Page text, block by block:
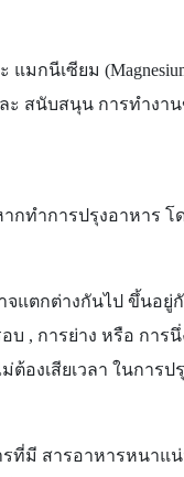
ละ แมกนีเซียม
ะ สนับสนุน การทำงา
ทำการปรุงอาหาร
ตกต่างกันไป ขึ้นอยู่
บ , การย่าง หรือ ก
องเสียเวลา ในการ
ที่มี สารอาหารหน